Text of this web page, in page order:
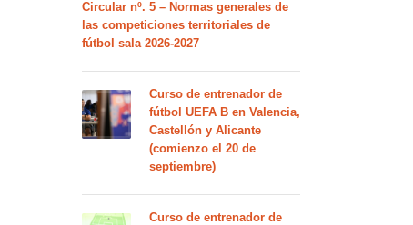
Circular nº. 5 – Normas generales de
las competiciones territoriales de
fútbol sala 2026-2027
Curso de entrenador de
fútbol UEFA B en Valencia,
Castellón y Alicante
(comienzo el 20 de
septiembre)
Curso de entrenador de